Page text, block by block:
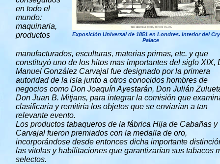
Exposición Universal de 1851 en Londres. Interior del
Palace
en todo el
mundo:
maquinaria,
productos
manufacturados, esculturas, materias primas, etc. y que
constituyó uno de los hitos mas importantes del siglo XIX,
Manuel González Carvajal fue designado por la primera
autoridad de la isla junto a otros conocidos hombres de
negocios como Don Joaquín Ayestarán, Don Julián
Don Juan B. Mitjans, para integrar la comisión que
clasificaría y remitiría los objetos que se enviarían a tan
relevante evento.
Los productos tabaqueros de la fábrica Hija de Cabañas y
Carvajal fueron premiados con la medalla de oro,
incorporándose desde entonces dicha importante
las vitolas y habilitaciones que garantizarían sus tabacos
selectos.